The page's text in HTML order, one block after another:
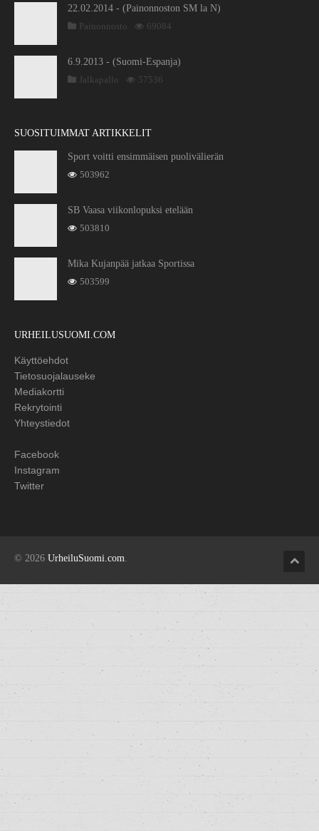
22.02.2014 - (Painonnoston SM la N)
Painonnosto
69084
6.9.2013 - (Suomi-Espanja)
Jalkapallo
57536
SUOSITUIMMAT ARTIKKELIT
Sport voitti ensimmäisen puolivälierän
503962
SB Vaasa viikonlopuksi etelään
503810
Mika Kujanpää jatkaa Sportissa
503599
URHEILUSUOMI.COM
Käyttöehdot
Tietosuojalauseke
Mediakortti
Rekrytointi
Yhteystiedot
Facebook
Instagram
Twitter
© 2026 UrheiluSuomi.com